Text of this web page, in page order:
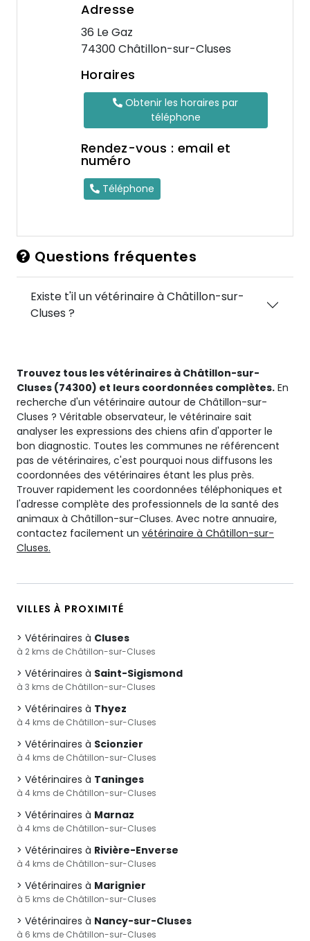
Adresse
36 Le Gaz
74300 Châtillon-sur-Cluses
Horaires
Obtenir les horaires par
téléphone
Rendez-vous : email et
numéro
Téléphone
Questions fréquentes
Existe t'il un vétérinaire à Châtillon-sur-
Cluses ?
Trouvez tous les vétérinaires à Châtillon-sur-
Cluses (74300) et leurs coordonnées complètes. En
recherche d'un vétérinaire autour de Châtillon-sur-
Cluses ? Véritable observateur, le vétérinaire sait
analyser les expressions des chiens afin d'apporter le
bon diagnostic. Toutes les communes ne référencent
pas de vétérinaires, c'est pourquoi nous diffusons les
coordonnées des vétérinaires étant les plus près.
Trouver rapidement les coordonnées téléphoniques et
l'adresse complète des professionnels de la santé des
animaux à Châtillon-sur-Cluses. Avec notre annuaire,
contactez facilement un vétérinaire à Châtillon-sur-
Cluses.
VILLES À PROXIMITÉ
Vétérinaires à Cluses
à 2 kms de Châtillon-sur-Cluses
Vétérinaires à Saint-Sigismond
à 3 kms de Châtillon-sur-Cluses
Vétérinaires à Thyez
à 4 kms de Châtillon-sur-Cluses
Vétérinaires à Scionzier
à 4 kms de Châtillon-sur-Cluses
Vétérinaires à Taninges
à 4 kms de Châtillon-sur-Cluses
Vétérinaires à Marnaz
à 4 kms de Châtillon-sur-Cluses
Vétérinaires à Rivière-Enverse
à 4 kms de Châtillon-sur-Cluses
Vétérinaires à Marignier
à 5 kms de Châtillon-sur-Cluses
Vétérinaires à Nancy-sur-Cluses
à 6 kms de Châtillon-sur-Cluses